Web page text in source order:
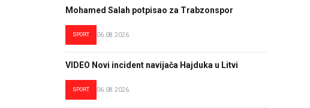
Mohamed Salah potpisao za Trabzonspor
SPORT 06.08.2026.
VIDEO Novi incident navijača Hajduka u Litvi
SPORT 06.08.2026.